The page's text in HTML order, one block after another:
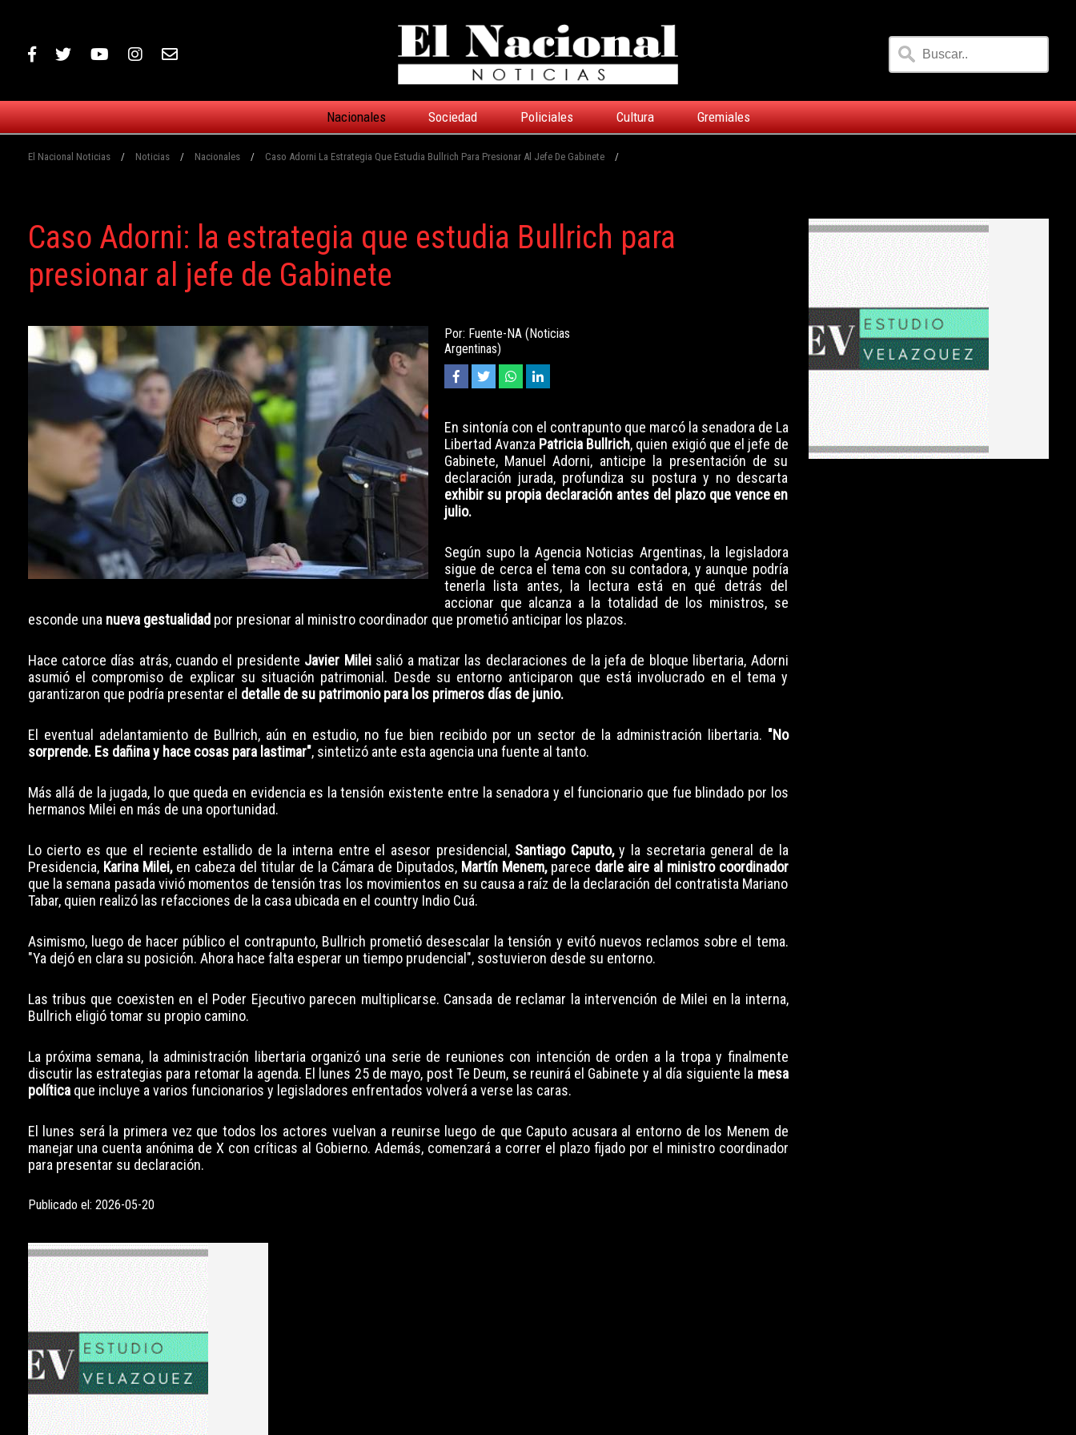
Nacionales Sociedad Policiales Cultura Gremiales
El Nacional Noticias / Noticias / Nacionales / Caso Adorni La Estrategia Que Estudia Bullrich Para Presionar Al Jefe De Gabinete /
Caso Adorni: la estrategia que estudia Bullrich para
presionar al jefe de Gabinete
Por: Fuente-NA (Noticias
Argentinas)
En sintonía con el contrapunto que marcó la senadora de La
Libertad Avanza Patricia Bullrich, quien exigió que el jefe de
Gabinete, Manuel Adorni, anticipe la presentación de su
declaración jurada, profundiza su postura y no descarta
exhibir su propia declaración antes del plazo que vence en
julio.
Según supo la Agencia Noticias Argentinas, la legisladora
sigue de cerca el tema con su contadora, y aunque podría
tenerla lista antes, la lectura está en qué detrás del
accionar que alcanza a la totalidad de los ministros, se
esconde una nueva gestualidad por presionar al ministro coordinador que prometió anticipar los plazos.
Hace catorce días atrás, cuando el presidente Javier Milei salió a matizar las declaraciones de la jefa de bloque libertaria, Adorni
asumió el compromiso de explicar su situación patrimonial. Desde su entorno anticiparon que está involucrado en el tema y
garantizaron que podría presentar el detalle de su patrimonio para los primeros días de junio.
El eventual adelantamiento de Bullrich, aún en estudio, no fue bien recibido por un sector de la administración libertaria. "No
sorprende. Es dañina y hace cosas para lastimar", sintetizó ante esta agencia una fuente al tanto.
Más allá de la jugada, lo que queda en evidencia es la tensión existente entre la senadora y el funcionario que fue blindado por los
hermanos Milei en más de una oportunidad.
Lo cierto es que el reciente estallido de la interna entre el asesor presidencial, Santiago Caputo,y la secretaria general de la
Presidencia, Karina Milei,en cabeza del titular de la Cámara de Diputados, Martín Menem, parece darle aire al ministro coordinador
que la semana pasada vivió momentos de tensión tras los movimientos en su causa a raíz de la declaración del contratista Mariano
Tabar, quien realizó las refacciones de la casa ubicada en el country Indio Cuá.
Asimismo, luego de hacer público el contrapunto, Bullrich prometió desescalar la tensión y evitó nuevos reclamos sobre el tema.
"Ya dejó en clara su posición. Ahora hace falta esperar un tiempo prudencial", sostuvieron desde su entorno.
Las tribus que coexisten en el Poder Ejecutivo parecen multiplicarse. Cansada de reclamar la intervención de Milei en la interna,
Bullrich eligió tomar su propio camino.
La próxima semana, la administración libertaria organizó una serie de reuniones con intención de orden a la tropa y finalmente
discutir las estrategias para retomar la agenda. El lunes 25 de mayo, post Te Deum, se reunirá el Gabinete y al día siguiente la mesa
política que incluye a varios funcionarios y legisladores enfrentados volverá a verse las caras.
El lunes será la primera vez que todos los actores vuelvan a reunirse luego de que Caputo acusara al entorno de los Menem de
manejar una cuenta anónima de X con críticas al Gobierno. Además, comenzará a correr el plazo fijado por el ministro coordinador
para presentar su declaración.
Publicado el: 2026-05-20